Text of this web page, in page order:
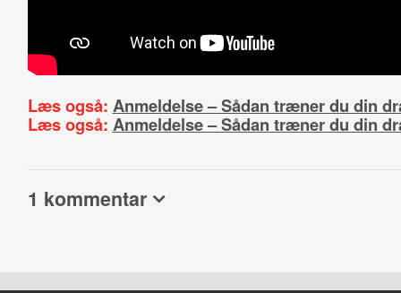
Læs også: Anmeldelse – Sådan træner du din
Læs også: Anmeldelse – Sådan træner du din
1 kommentar